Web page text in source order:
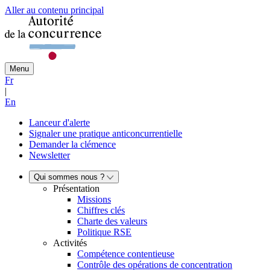
Aller au contenu principal
Menu
Fr
|
En
Lanceur d'alerte
Signaler une pratique anticoncurrentielle
Demander la clémence
Newsletter
Qui sommes nous ?
Présentation
Missions
Chiffres clés
Charte des valeurs
Politique RSE
Activités
Compétence contentieuse
Contrôle des opérations de concentration